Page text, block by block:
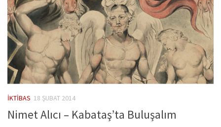
İKTIBAS 18 ŞUBAT 2014
Nimet Alıcı – Kabataş’ta Buluşalım